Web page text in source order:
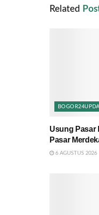
Related
Usung Pasar
Pasar
6 AGUSTUS 2026